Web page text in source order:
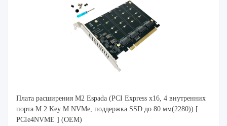
Плата расширения M2 Espada (PCI Express x16, 4 внутренних
порта M.2 Key M NVMe, поддержка SSD до 80 мм(2280)) [
PCIe4NVME ] (OEM)